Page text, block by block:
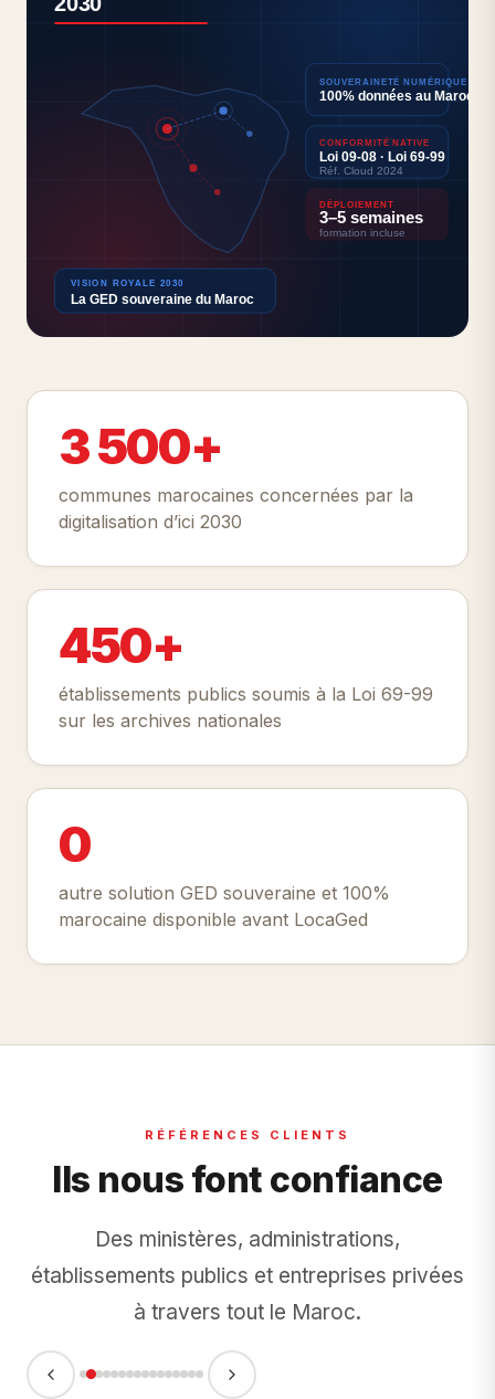
SOUVERAINETÉ NUMÉRIQUE
100% données au Maroc
CONFORMITÉ NATIVE
Loi 09-08 · Loi 69-99
Réf. Cloud 2024
DÉPLOIEMENT
3–5 semaines
formation incluse
VISION ROYALE 2030
La GED souveraine du Maroc
3 500+
communes marocaines concernées par la
digitalisation d’ici 2030
450+
établissements publics soumis à la Loi 69-99
sur les archives nationales
0
autre solution GED souveraine et 100%
marocaine disponible avant LocaGed
RÉFÉRENCES CLIENTS
Ils nous font confiance
Des ministères, administrations,
établissements publics et entreprises privées
à travers tout le Maroc.